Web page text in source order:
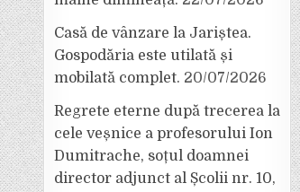
Casă de vânzare la Jariștea.
Gospodăria este utilată și
mobilată complet. 20/07/2026
Regrete eterne după trecerea la
cele veșnice a profesorului Ion
Dumitrache, soțul doamnei
director adjunct al Școlii nr. 10,